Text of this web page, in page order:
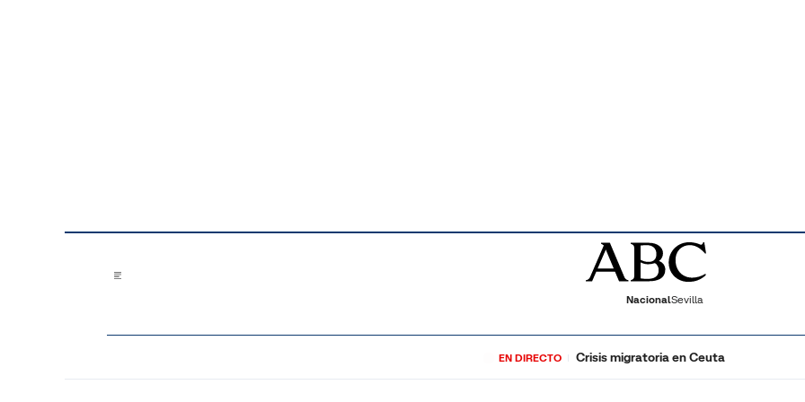
NacionalSevilla
EN DIRECTO Crisis migratoria en Ceuta